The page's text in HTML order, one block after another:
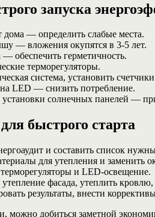
запуска
дома — определить слабые места.
— вложения окупятся в 3-5 лет.
обеспечить герметичность.
терморегуляторы.
система, установить
LED — снизить потребление.
солнечных панелей —
быстрого старта
и составить список
для утепления и заменить
и LED-освещение.
фасада, утеплить
результаты, внести
можно добиться заметной